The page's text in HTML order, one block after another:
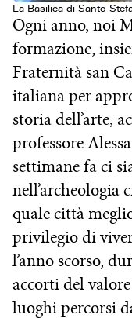
La Basilica di Santo
Ogni anno, noi
formazione,
Fraternità san
italiana per
storia dell’arte,
professore
settimane fa ci
nell’archeologia
quale città
privilegio di
l’anno scorso,
accorti del
luoghi percorsi